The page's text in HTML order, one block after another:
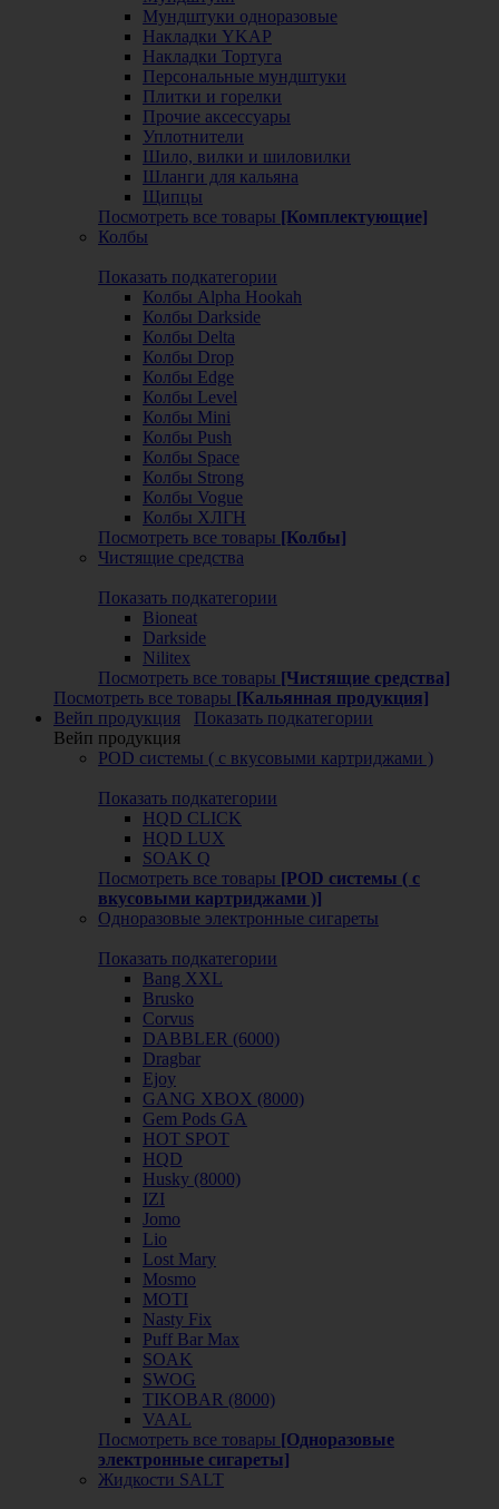
Мундштуки одноразовые
Накладки YKAP
Накладки Тортуга
Персональные мундштуки
Плитки и горелки
Прочие аксессуары
Уплотнители
Шило, вилки и шиловилки
Шланги для кальяна
Щипцы
Посмотреть все товары [Комплектующие]
Колбы
Показать подкатегории
Колбы Alpha Hookah
Колбы Darkside
Колбы Delta
Колбы Drop
Колбы Edge
Колбы Level
Колбы Mini
Колбы Push
Колбы Space
Колбы Strong
Колбы Vogue
Колбы ХЛГН
Посмотреть все товары [Колбы]
Чистящие средства
Показать подкатегории
Bioneat
Darkside
Nilitex
Посмотреть все товары [Чистящие средства]
Посмотреть все товары [Кальянная продукция]
Вейп продукция
Показать подкатегории
Вейп продукция
POD системы ( с вкусовыми картриджами )
Показать подкатегории
HQD CLICK
HQD LUX
SOAK Q
Посмотреть все товары [POD системы ( с
вкусовыми картриджами )]
Одноразовые электронные сигареты
Показать подкатегории
Bang XXL
Brusko
Corvus
DABBLER (6000)
Dragbar
Ejoy
GANG XBOX (8000)
Gem Pods GA
HOT SPOT
HQD
Husky (8000)
IZI
Jomo
Lio
Lost Mary
Mosmo
MOTI
Nasty Fix
Puff Bar Max
SOAK
SWOG
TIKOBAR (8000)
VAAL
Посмотреть все товары [Одноразовые
электронные сигареты]
Жидкости SALT